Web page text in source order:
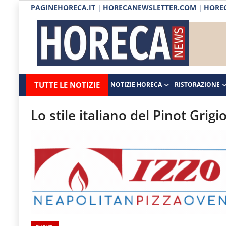
PAGINEHORECA.IT | HORECANEWSLETTER.COM |
Horecanews.it
-
Notizie
Horeca
Il
del
canale
Horeca
e
del
TUTTE LE NOTIZIE NOTIZIE HORECA RISTORAZIONE
Notizie HORECA
Ristorazione
Ospitalità
Prodotti | Dispensa Horeca
Eventi
RUBRICHE
Lo stile italiano del Pinot